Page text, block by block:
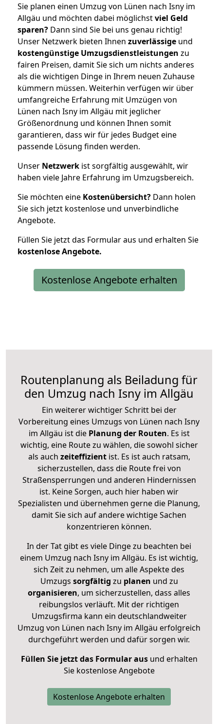
Sie planen einen Umzug von Lünen nach Isny im
Allgäu und möchten dabei möglichstviel Geld
sparen? Dann sind Sie bei uns genau richtig!
Unser Netzwerk bieten Ihnen zuverlässige und
kostengünstige Umzugsdienstleistungen zu
fairen Preisen, damit Sie sich um nichts anderes
als die wichtigen Dinge in Ihrem neuen Zuhause
kümmern müssen. Weiterhin verfügen wir über
umfangreiche Erfahrung mit Umzügen von
Lünen nach Isny im Allgäu mit jeglicher
Größenordnung und können Ihnen somit
garantieren, dass wir für jedes Budget eine
passende Lösung finden werden.
Unser Netzwerk ist sorgfältig ausgewählt, wir
haben viele Jahre Erfahrung im Umzugsbereich.
Sie möchten eine Kostenübersicht? Dann holen
Sie sich jetzt kostenlose und unverbindliche
Angebote.
Füllen Sie jetzt das Formular aus und erhalten Sie
kostenloseAngebote.
Kostenlose Angebote erhalten
Routenplanung als Beiladung für
den Umzug nach Isny im Allgäu
Ein weiterer wichtiger Schritt bei der
Vorbereitung eines Umzugs von Lünen nach Isny
im Allgäu ist diePlanung der Routen. Es ist
wichtig, eine Route zu wählen, die sowohl sicher
als auch zeiteffizientist. Es ist auch ratsam,
sicherzustellen, dass die Route frei von
Straßensperrungen und anderen Hindernissen
ist. Keine Sorgen, auch hier haben wir
Spezialisten und übernehmen gerne die Planung,
damit Sie sich auf andere wichtige Sachen
konzentrieren können.
In der Tat gibt es viele Dinge zu beachten bei
einem Umzug nach Isny im Allgäu. Es ist wichtig,
sich Zeit zu nehmen, um alle Aspekte des
Umzugs sorgfältig zu planen und zu
organisieren, um sicherzustellen, dass alles
reibungslos verläuft. Mit der richtigen
Umzugsfirma kann ein deutschlandweiter
Umzug von Lünen nach Isny im Allgäu erfolgreich
durchgeführt werden und dafür sorgen wir.
Füllen Sie jetzt das Formular ausund erhalten
Sie kostenlose Angebote
Kostenlose Angebote erhalten